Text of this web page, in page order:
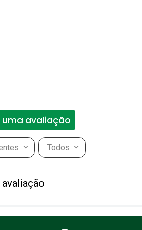
uma avaliação
Todos
avaliação